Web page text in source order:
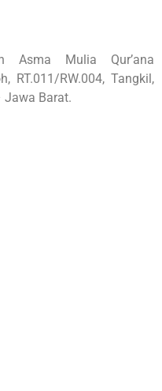
Asma Mulia Qur’ana
RT.011/RW.004, Tangkil,
Jawa Barat.